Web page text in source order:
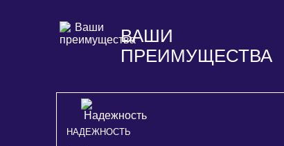
ВАШИ
ПРЕИМУЩЕСТВА
НАДЕЖНОСТЬ